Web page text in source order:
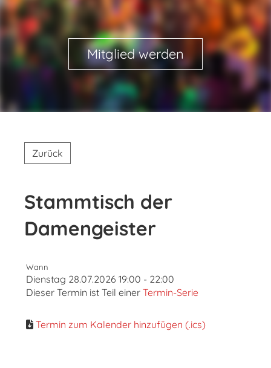
Mitglied werden
Zurück
Stammtisch der
Damengeister
Wann
Dienstag 28.07.2026 19:00 - 22:00
Dieser Termin ist Teil einer Termin-Serie
Termin zum Kalender hinzufügen (.ics)